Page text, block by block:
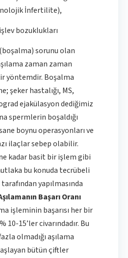
İnfertilite),
bozuklukları
sorunu olan
zaman zaman
yöntemdir. Boşalma
şeker hastalığı, MS,
ejakülasyon dediğimiz
spermlerin boşaldığı
boynu operasyonları ve
ilaçlar sebep olabilir.
kadar basit bir işlem gibi
bu konuda tecrübeli
yapılmasında
Başarı Oranı
işleminin başarısı her bir
10-15’ler civarındadır. Bu
olmadığı aşılama
bütün çiftler